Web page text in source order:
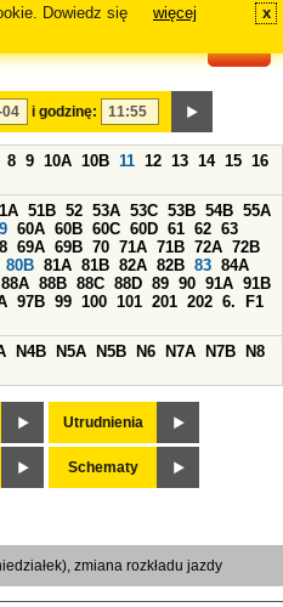
Dowiedz się
więcej x
i godzinę:
8 9 10A 10B 11 12 13 14 15 16
51B 52 53A 53C 53B 54B 55A
60A 60B 60C 60D 61 62 63
69A 69B 70 71A 71B 72A 72B
80B 81A 81B 82A 82B 83 84A
88A 88B 88C 88D 89 90 91A 91B
97B 99 100 101 201 202 6.
F1
N4B N5A N5B N6 N7A N7B
N8
Utrudnienia
Schematy
zmiana rozkładu jazdy